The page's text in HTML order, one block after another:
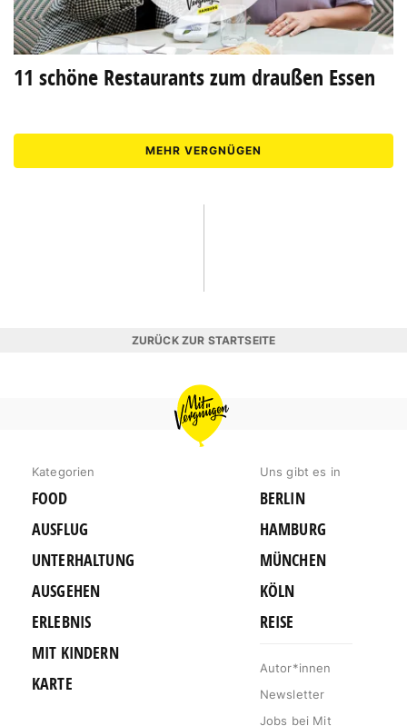
11 schöne Restaurants zum draußen Essen
MEHR VERGNÜGEN
ZURÜCK ZUR STARTSEITE
MIT
VERGNÜGEN
HAMBURG
Kategorien
FOOD
AUSFLUG
UNTERHALTUNG
AUSGEHEN
ERLEBNIS
MIT KINDERN
KARTE
Uns gibt es in
BERLIN
HAMBURG
MÜNCHEN
KÖLN
REISE
Autor*innen
Newsletter
Jobs bei Mit